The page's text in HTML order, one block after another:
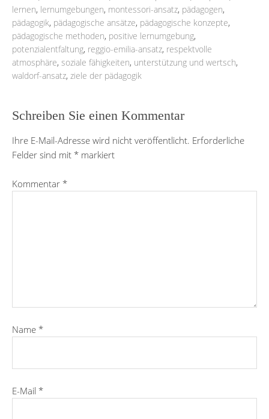
lernen, lernumgebungen, montessori-ansatz, pädagogen,
pädagogik, pädagogische ansätze, pädagogische konzepte,
pädagogische methoden, positive lernumgebung,
potenzialentfaltung, reggio-emilia-ansatz, respektvolle
atmosphäre, soziale fähigkeiten, unterstützung und wertsch,
waldorf-ansatz, ziele der pädagogik
Schreiben Sie einen Kommentar
Ihre E-Mail-Adresse wird nicht veröffentlicht. Erforderliche
Felder sind mit * markiert
Kommentar *
Name *
E-Mail *